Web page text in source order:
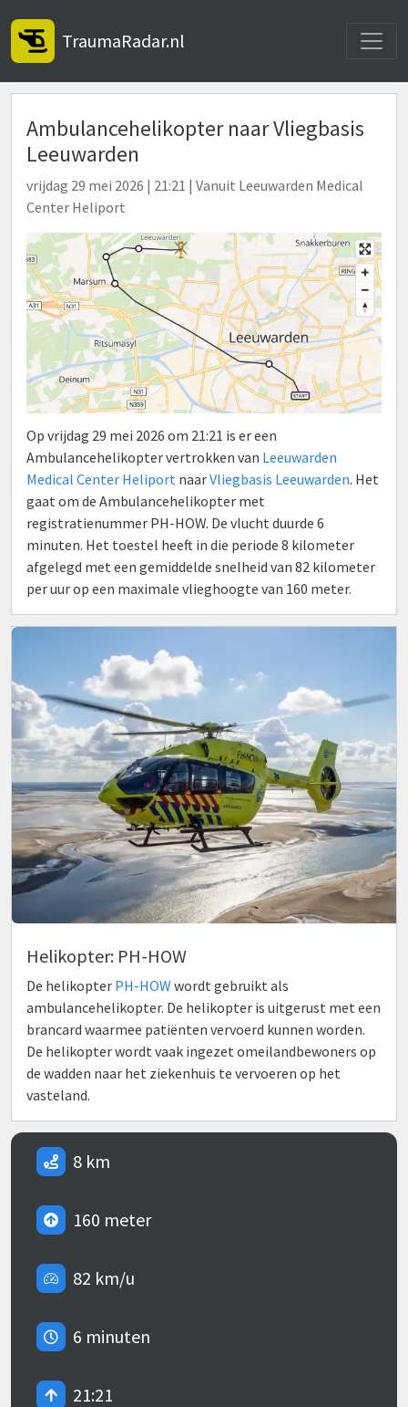
TraumaRadar.nl
Ambulancehelikopter naar Vliegbasis
Leeuwarden
vrijdag 29 mei 2026 | 21:21 | Vanuit Leeuwarden Medical
Center Heliport
Op vrijdag 29 mei 2026 om 21:21 is er een
Ambulancehelikopter vertrokken van Leeuwarden
Medical Center Heliport naarVliegbasis Leeuwarden. Het
gaat om de Ambulancehelikopter met
registratienummer PH-HOW. De vlucht duurde 6
minuten. Het toestel heeft in die periode 8 kilometer
afgelegd met een gemiddelde snelheid van 82 kilometer
per uur op een maximale vlieghoogte van 160 meter.
Helikopter: PH-HOW
De helikopter PH-HOW wordt gebruikt als
ambulancehelikopter. De helikopter is uitgerust met een
brancard waarmee patiënten vervoerd kunnen worden.
De helikopter wordt vaak ingezet omeilandbewoners op
de wadden naar het ziekenhuis te vervoeren op het
vasteland.
8 km
160 meter
82 km/u
6 minuten
21:21